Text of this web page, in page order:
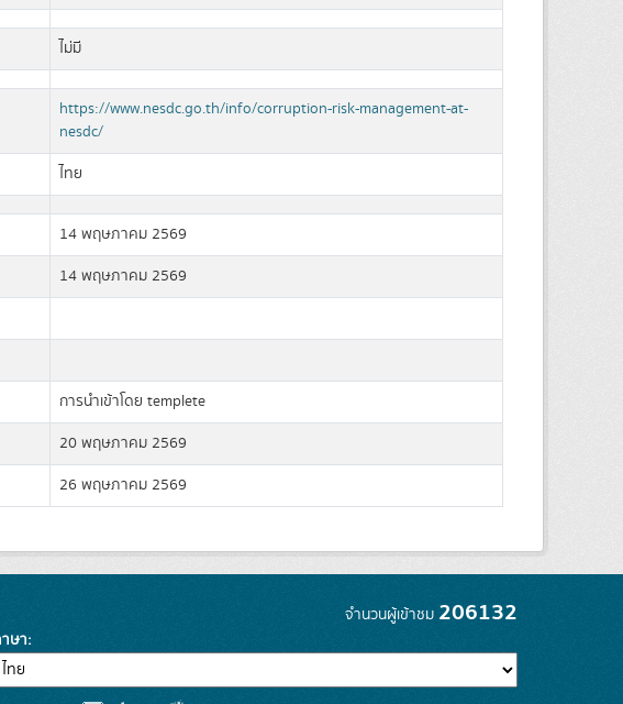
ไม่มี
https://www.nesdc.go.th/info/corruption-risk-management-at-
nesdc/
ไทย
14 พฤษภาคม 2569
14 พฤษภาคม 2569
การนำเข้าโดย templete
20 พฤษภาคม 2569
26 พฤษภาคม 2569
จำนวนผู้เข้าชม 206132
ษา